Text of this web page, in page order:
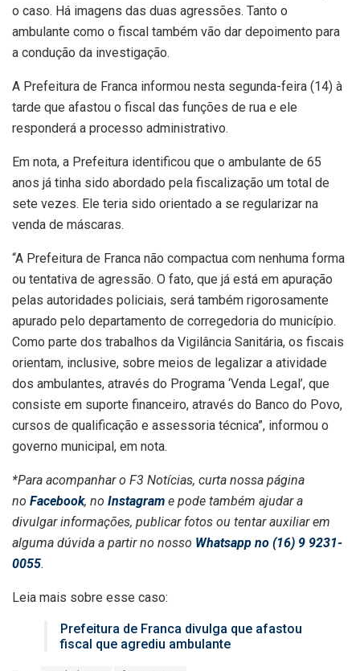
o caso. Há imagens das duas agressões. Tanto o
ambulante como o fiscal também vão dar depoimento para
a condução da investigação.
A Prefeitura de Franca informou nesta segunda-feira (14) à
tarde que afastou o fiscal das funções de rua e ele
responderá a processo administrativo.
Em nota, a Prefeitura identificou que o ambulante de 65
anos já tinha sido abordado pela fiscalização um total de
sete vezes. Ele teria sido orientado a se regularizar na
venda de máscaras.
“A Prefeitura de Franca não compactua com nenhuma forma
ou tentativa de agressão. O fato, que já está em apuração
pelas autoridades policiais, será também rigorosamente
apurado pelo departamento de corregedoria do município.
Como parte dos trabalhos da Vigilância Sanitária, os fiscais
orientam, inclusive, sobre meios de legalizar a atividade
dos ambulantes, através do Programa ‘Venda Legal’, que
consiste em suporte financeiro, através do Banco do Povo,
cursos de qualificação e assessoria técnica”, informou o
governo municipal, em nota.
*Para acompanhar o F3 Notícias, curta nossa página
no Facebook, no Instagram e pode também ajudar a
divulgar informações, publicar fotos ou tentar auxiliar em
alguma dúvida a partir no nosso Whatsapp no (16) 9 9231-
0055.
Leia mais sobre esse caso:
Prefeitura de Franca divulga que afastou
fiscal que agrediu ambulante